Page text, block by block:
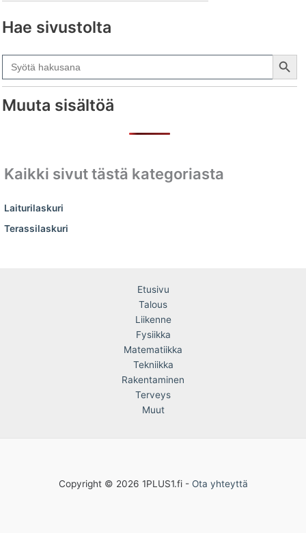
Hae sivustolta
Search
for:
Search Button
Muuta sisältöä
Kaikki sivut tästä kategoriasta
Laiturilaskuri
Terassilaskuri
Etusivu
Talous
Liikenne
Fysiikka
Matematiikka
Tekniikka
Rakentaminen
Terveys
Muut
Copyright © 2026 1PLUS1.fi - Ota yhteyttä